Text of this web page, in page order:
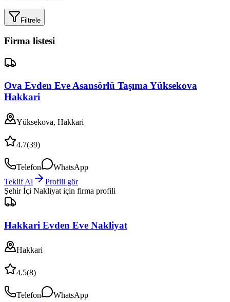
Filtrele
Firma listesi
Ova Evden Eve Asansörlü Taşıma Yüksekova
Hakkari
Yüksekova, Hakkari
4.7(39)
Telefon
WhatsApp
Teklif Al
Profili gör
Şehir İçi Nakliyat için firma profili
Hakkari Evden Eve Nakliyat
Hakkari
4.5(8)
Telefon
WhatsApp